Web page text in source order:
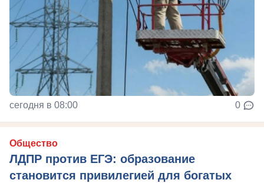
сегодня в 08:00 0
Общество
ЛДПР против ЕГЭ: образование
становится привилегией для богатых